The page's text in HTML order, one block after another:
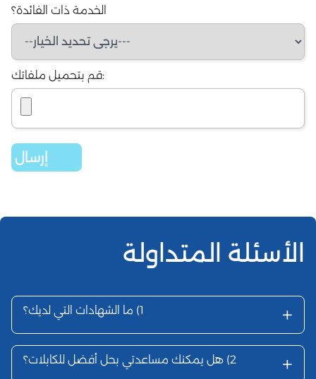
الخدمة ذات الفائدة؟
قم بتحميل ملفاتك:
الأسئلة المتداولة
1) ما الشهادات التي لديك؟ +
2) هل يمكنك مساعدتي بحل أفضل للكابلات؟ +